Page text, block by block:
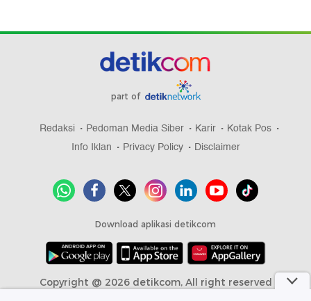
part of
Redaksi Pedoman Media Siber Karir
Kotak Pos
Info Iklan
Privacy Policy Disclaimer
Download aplikasi detikcom
Copyright @ 2026 detikcom, All right reserved